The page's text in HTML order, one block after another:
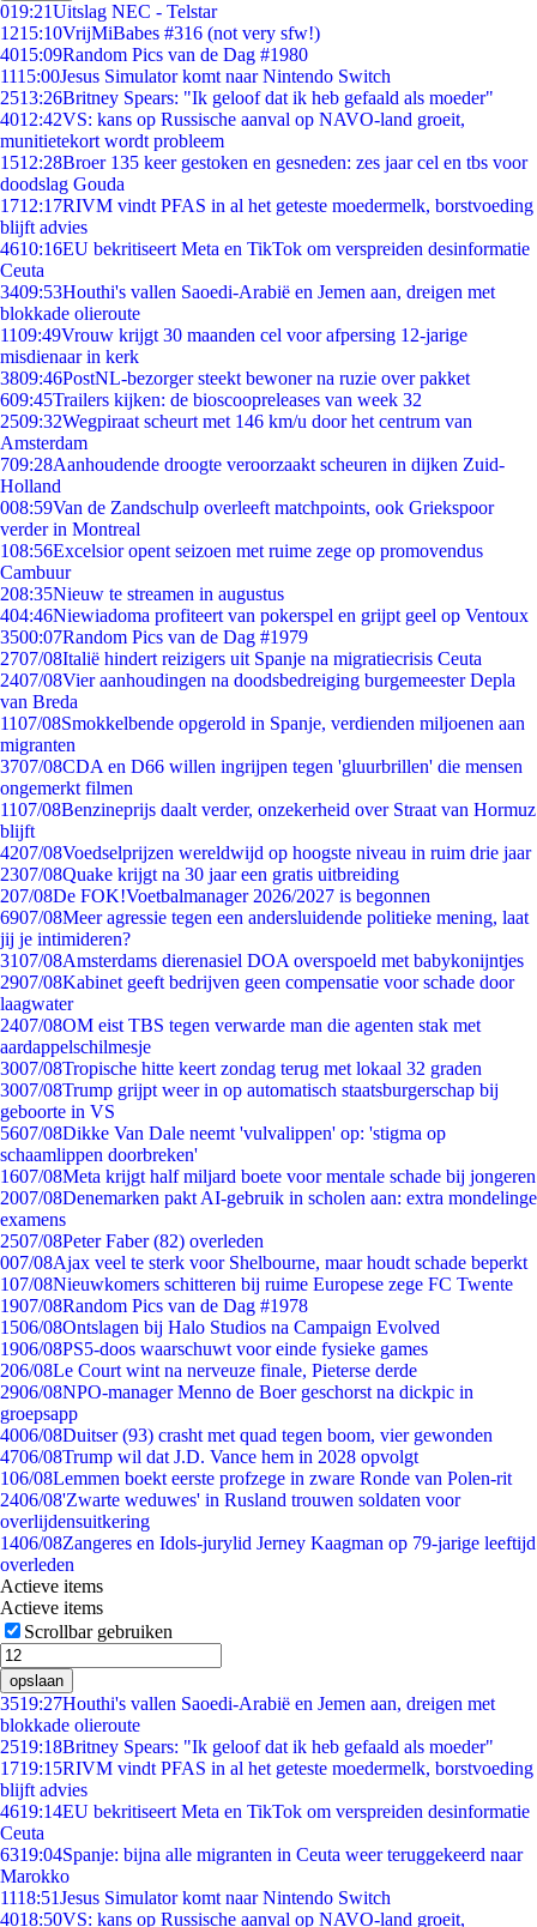
019:21Uitslag NEC - Telstar
1215:10VrijMiBabes #316 (not very sfw!)
4015:09Random Pics van de Dag #1980
1115:00Jesus Simulator komt naar Nintendo Switch
2513:26Britney Spears: "Ik geloof dat ik heb gefaald als moeder"
4012:42VS: kans op Russische aanval op NAVO-land groeit,
munitietekort wordt probleem
1512:28Broer 135 keer gestoken en gesneden: zes jaar cel en tbs voor
doodslag Gouda
1712:17RIVM vindt PFAS in al het geteste moedermelk, borstvoeding
blijft advies
4610:16EU bekritiseert Meta en TikTok om verspreiden desinformatie
Ceuta
3409:53Houthi's vallen Saoedi-Arabië en Jemen aan, dreigen met
blokkade olieroute
1109:49Vrouw krijgt 30 maanden cel voor afpersing 12-jarige
misdienaar in kerk
3809:46PostNL-bezorger steekt bewoner na ruzie over pakket
609:45Trailers kijken: de bioscoopreleases van week 32
2509:32Wegpiraat scheurt met 146 km/u door het centrum van
Amsterdam
709:28Aanhoudende droogte veroorzaakt scheuren in dijken Zuid-
Holland
008:59Van de Zandschulp overleeft matchpoints, ook Griekspoor
verder in Montreal
108:56Excelsior opent seizoen met ruime zege op promovendus
Cambuur
208:35Nieuw te streamen in augustus
404:46Niewiadoma profiteert van pokerspel en grijpt geel op Ventoux
3500:07Random Pics van de Dag #1979
2707/08Italië hindert reizigers uit Spanje na migratiecrisis Ceuta
2407/08Vier aanhoudingen na doodsbedreiging burgemeester Depla
van Breda
1107/08Smokkelbende opgerold in Spanje, verdienden miljoenen aan
migranten
3707/08CDA en D66 willen ingrijpen tegen 'gluurbrillen' die mensen
ongemerkt filmen
1107/08Benzineprijs daalt verder, onzekerheid over Straat van Hormuz
blijft
4207/08Voedselprijzen wereldwijd op hoogste niveau in ruim drie jaar
2307/08Quake krijgt na 30 jaar een gratis uitbreiding
207/08De FOK!Voetbalmanager 2026/2027 is begonnen
6907/08Meer agressie tegen een andersluidende politieke mening, laat
jij je intimideren?
3107/08Amsterdams dierenasiel DOA overspoeld met babykonijntjes
2907/08Kabinet geeft bedrijven geen compensatie voor schade door
laagwater
2407/08OM eist TBS tegen verwarde man die agenten stak met
aardappelschilmesje
3007/08Tropische hitte keert zondag terug met lokaal 32 graden
3007/08Trump grijpt weer in op automatisch staatsburgerschap bij
geboorte in VS
5607/08Dikke Van Dale neemt 'vulvalippen' op: 'stigma op
schaamlippen doorbreken'
1607/08Meta krijgt half miljard boete voor mentale schade bij jongeren
2007/08Denemarken pakt AI-gebruik in scholen aan: extra mondelinge
examens
2507/08Peter Faber (82) overleden
007/08Ajax veel te sterk voor Shelbourne, maar houdt schade beperkt
107/08Nieuwkomers schitteren bij ruime Europese zege FC Twente
1907/08Random Pics van de Dag #1978
1506/08Ontslagen bij Halo Studios na Campaign Evolved
1906/08PS5-doos waarschuwt voor einde fysieke games
206/08Le Court wint na nerveuze finale, Pieterse derde
2906/08NPO-manager Menno de Boer geschorst na dickpic in
groepsapp
4006/08Duitser (93) crasht met quad tegen boom, vier gewonden
4706/08Trump wil dat J.D. Vance hem in 2028 opvolgt
106/08Lemmen boekt eerste profzege in zware Ronde van Polen-rit
2406/08'Zwarte weduwes' in Rusland trouwen soldaten voor
overlijdensuitkering
1406/08Zangeres en Idols-jurylid Jerney Kaagman op 79-jarige leeftijd
overleden
Actieve items
Actieve items
Scrollbar gebruiken
opslaan
3519:27Houthi's vallen Saoedi-Arabië en Jemen aan, dreigen met
blokkade olieroute
2519:18Britney Spears: "Ik geloof dat ik heb gefaald als moeder"
1719:15RIVM vindt PFAS in al het geteste moedermelk, borstvoeding
blijft advies
4619:14EU bekritiseert Meta en TikTok om verspreiden desinformatie
Ceuta
6319:04Spanje: bijna alle migranten in Ceuta weer teruggekeerd naar
Marokko
1118:51Jesus Simulator komt naar Nintendo Switch
4018:50VS: kans op Russische aanval op NAVO-land groeit,